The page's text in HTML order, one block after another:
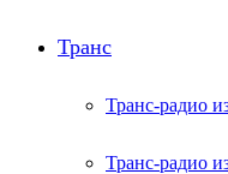
Транс
Транс-радио
Транс-радио